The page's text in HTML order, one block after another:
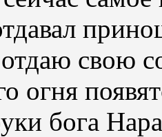
отдаю свою
огня
бога